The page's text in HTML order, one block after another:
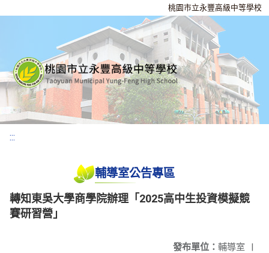
桃園市立永豐高級中等學校
:::
輔導室公告專區
轉知東吳大學商學院辦理「2025高中生投資模擬競
賽研習營」
發布單位： 輔導室 |